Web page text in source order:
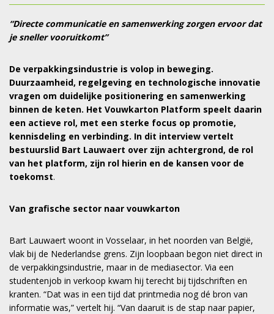
“Directe communicatie en samenwerking zorgen ervoor dat
je sneller vooruitkomt”
De verpakkingsindustrie is volop in beweging.
Duurzaamheid, regelgeving en technologische innovatie
vragen om duidelijke positionering en samenwerking
binnen de keten. Het Vouwkarton Platform speelt daarin
een actieve rol, met een sterke focus op promotie,
kennisdeling en verbinding. In dit interview vertelt
bestuurslid Bart Lauwaert over zijn achtergrond, de rol
van het platform, zijn rol hierin en de kansen voor de
toekomst.
Van grafische sector naar vouwkarton
Bart Lauwaert woont in Vosselaar, in het noorden van België,
vlak bij de Nederlandse grens. Zijn loopbaan begon niet direct in
de verpakkingsindustrie, maar in de mediasector. Via een
studentenjob in verkoop kwam hij terecht bij tijdschriften en
kranten. “Dat was in een tijd dat printmedia nog dé bron van
informatie was,” vertelt hij. “Van daaruit is de stap naar papier,